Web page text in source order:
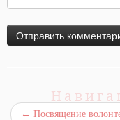
← Посвящение